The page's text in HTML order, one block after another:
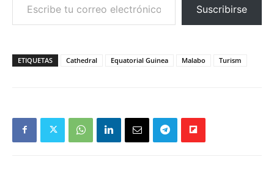
Suscribirse
ETIQUETAS Cathedral Equatorial Guinea Malabo Turism